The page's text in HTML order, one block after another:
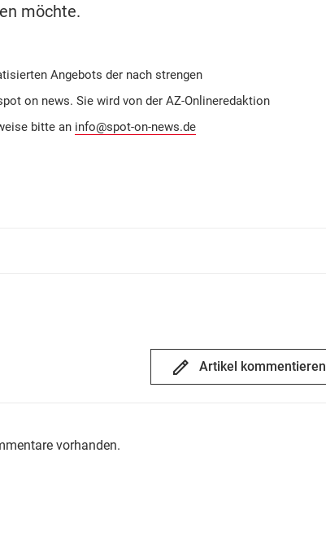
möchte.
Angebots der nach strengen
on news. Sie wird von der AZ-Onlineredaktion
bitte an info@spot-on-news.de
Artikel kommentieren
vorhanden.